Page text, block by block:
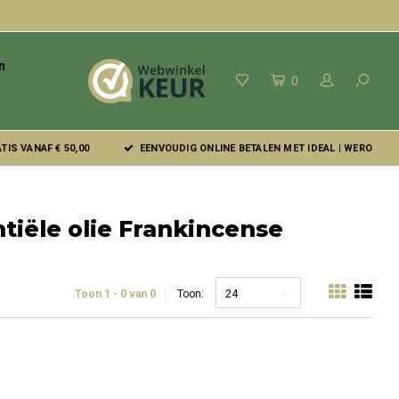
0
VANAF € 50,00 EENVOUDIG ONLINE BETALEN MET IDEAL | WERO
olie Frankincense
Toon 1 - 0 van 0 Toon: 24